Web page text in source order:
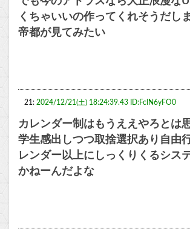
くちゃいいの作ってくれそうだし
帝都が見てみたい
21: 2024/12/21(土) 18:24:39.43 ID:FclN6yFO0
カレンダー制はもうええやろとは
学生感出しつつ取捨選択あり自由
レンダー以上にしっくりくるシス
かねーんだよな